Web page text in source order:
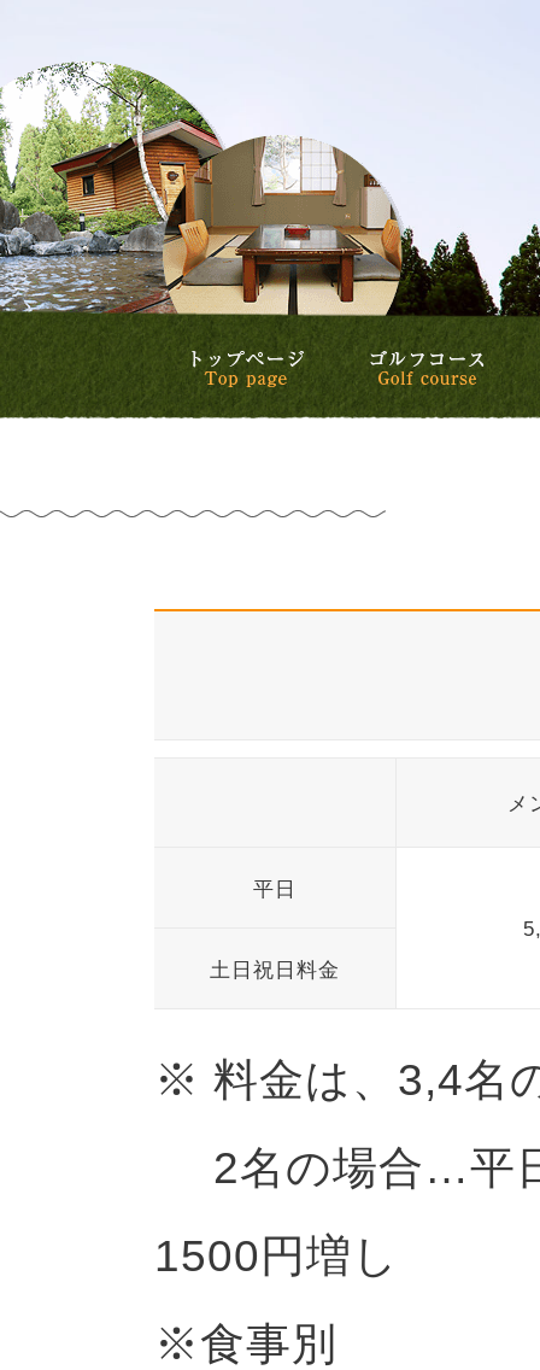
ゴル
トップページ
メ
平日
土日祝日料金
※ 料金は、3,4名
2名の場合…平
1500円増し
※食事別